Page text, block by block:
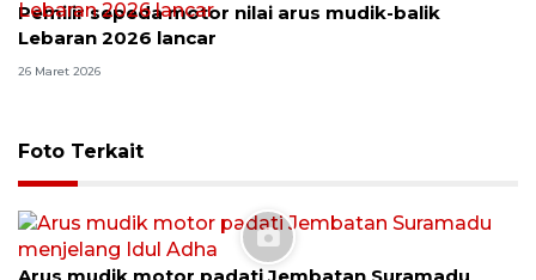
Pemilir sepeda motor nilai arus mudik-balik
Lebaran 2026 lancar
26 Maret 2026
Foto Terkait